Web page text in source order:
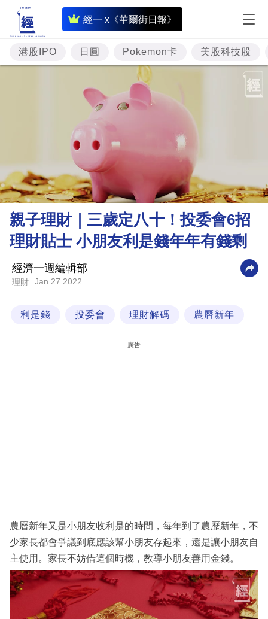
經一 x《華爾街日報》
即
時
財
經
專
投
資
樓
市
理
商
業
科
區
港股IPO 日圓 Pokemon卡 美股科技股
親子理財｜三歲定八十！投委會6招
理財貼士 小朋友利是錢年年有錢剩
經濟一週編輯部
理財 Jan 27 2022
利是錢 投委會 理財解碼 農曆新年
廣告
農曆新年又是小朋友收利是的時間，每年到了農歷新年，不
少家長都會爭議到底應該幫小朋友存起來，還是讓小朋友自
主使用。家長不妨借這個時機，教導小朋友善用金錢。